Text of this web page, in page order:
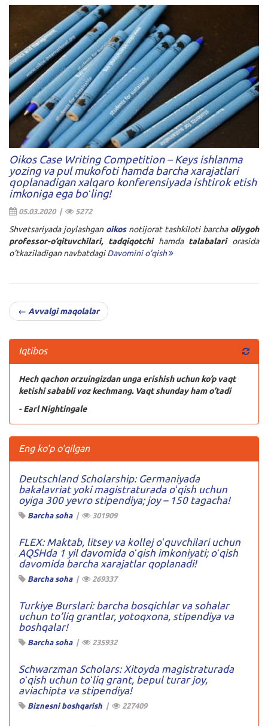
Oikos Case Writing Competition – Keys ishlanma
yozing va pul mukofoti hamda barcha xarajatlari
qoplanadigan xalqaro konferensiyada ishtirok etish
imkoniga ega boʻling!
05.03.2020 | 5272
Shvetsariyada joylashgan oikosnotijorat tashkiloti barcha oliygoh
professor-o’qituvchilari, tadqiqotchi hamdatalabalariorasida
o’tkaziladigan navbatdagiDavomini o'qish
← Avvalgi maqolalar
Iqtibos
Hech qachon orzuingizdan unga erishish uchun ko’p vaqt
ketishi sababli voz kechmang. Vaqt shunday ham o’tadi
- Earl Nightingale
Eng ko'p o'qilgan
Deutschland Scholarship: Germaniyada
bakalavriat yoki magistraturada oʻqish uchun
oyiga 300 yevro stipendiya; joy – 150 tagacha!
Barcha soha| 301909
FLEX: Maktab, litsey va kollej oʻquvchilari uchun
AQSHda 1 yil davomida oʻqish imkoniyati; oʻqish
davomida barcha xarajatlar qoplanadi!
Barcha soha| 269337
Turkiye Burslari: barcha bosqichlar va sohalar
uchun to’liq grantlar, yotoqxona, stipendiya va
boshqalar!
Barcha soha| 235932
Schwarzman Scholars: Xitoyda magistraturada
oʻqish uchun toʻliq grant, bepul turar joy,
aviachipta va stipendiya!
Biznesni boshqarish | 227409